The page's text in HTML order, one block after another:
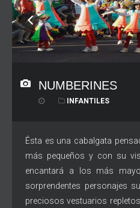
NUMBERINES
INFANTILES
Ésta es una cabalgata
más pequeños y con su
encantará a los más
sorprendentes personajes
preciosos vestuarios